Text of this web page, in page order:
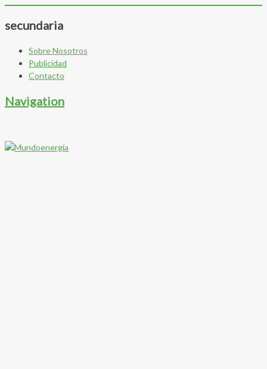
secundaria
Sobre Nosotros
Publicidad
Contacto
Navigation